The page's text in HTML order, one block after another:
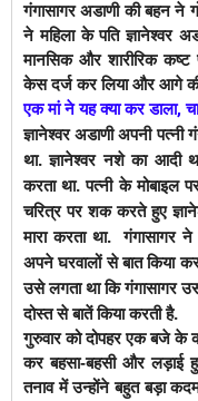
गंगासागर अडाणी की बहन ने
ने महिला के पति ज्ञानेश्वर
मानसिक और शारीरिक
केस दर्ज कर लिया और आगे
एक मां ने यह क्या कर डाला,
ज्ञानेश्वर अडाणी अपनी
था. ज्ञानेश्वर नशे का आदी
करता था. पत्नी के मोबाइल
चरित्र पर शक करते हुए
मारा करता था. गंगासागर
अपने घरवालों से बात किया
उसे लगता था कि गंगासागर
दोस्त से बातें किया करती है.
गुरुवार को दोपहर एक बजे के
कर बहसा-बहसी और लड़ाई
तनाव में उन्होंने बहुत बड़ा